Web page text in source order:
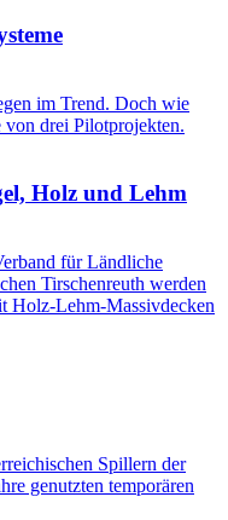
im Trend. Doch wie
drei Pilotprojekten.
Holz und Lehm
für Ländliche
Tirschenreuth werden
Holz-Lehm-Massivdecken
Spillern der
genutzten temporären